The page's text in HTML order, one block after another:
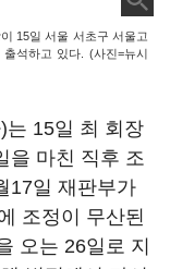
15일 서울 서초구 서울고
석하고 있다. (사진=뉴시
는 15일 최 회장
을 마친 직후 조
17일 재판부가
조정이 무산된
오는 26일로 지